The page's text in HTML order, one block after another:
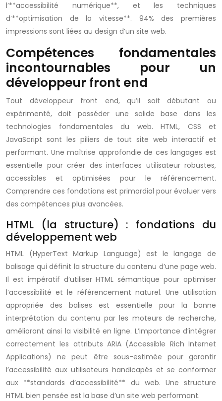
l’**accessibilité numérique**, et les techniques
d’**optimisation de la vitesse**. 94% des premières
impressions sont liées au design d’un site web.
Compétences fondamentales
incontournables pour un
développeur front end
Tout développeur front end, qu’il soit débutant ou
expérimenté, doit posséder une solide base dans les
technologies fondamentales du web. HTML, CSS et
JavaScript sont les piliers de tout site web interactif et
performant. Une maîtrise approfondie de ces langages est
essentielle pour créer des interfaces utilisateur robustes,
accessibles et optimisées pour le référencement.
Comprendre ces fondations est primordial pour évoluer vers
des compétences plus avancées.
HTML (la structure) : fondations du
développement web
HTML (HyperText Markup Language) est le langage de
balisage qui définit la structure du contenu d’une page web.
Il est impératif d’utiliser HTML sémantique pour optimiser
l’accessibilité et le référencement naturel. Une utilisation
appropriée des balises est essentielle pour la bonne
interprétation du contenu par les moteurs de recherche,
améliorant ainsi la visibilité en ligne. L’importance d’intégrer
correctement les attributs ARIA (Accessible Rich Internet
Applications) ne peut être sous-estimée pour garantir
l’accessibilité aux utilisateurs handicapés et se conformer
aux **standards d’accessibilité** du web. Une structure
HTML bien pensée est la base d’un site web performant.